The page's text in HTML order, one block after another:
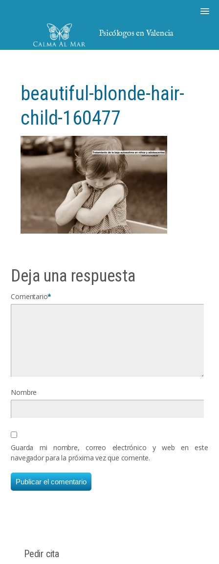
Psicólogos en Valencia
beautiful-blonde-hair-
child-160477
Deja una respuesta
Comentario*
Nombre
Guarda mi nombre, correo electrónico y web en este
navegador para la próxima vez que comente.
Pedir cita